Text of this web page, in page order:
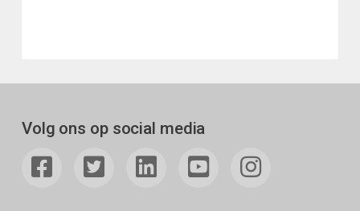
Volg ons op social media